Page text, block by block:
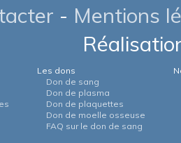
- Mentions
Les dons
Don de sang
Don de plasma
Don de plaquettes
Don de moelle osseuse
FAQ sur le don de sang